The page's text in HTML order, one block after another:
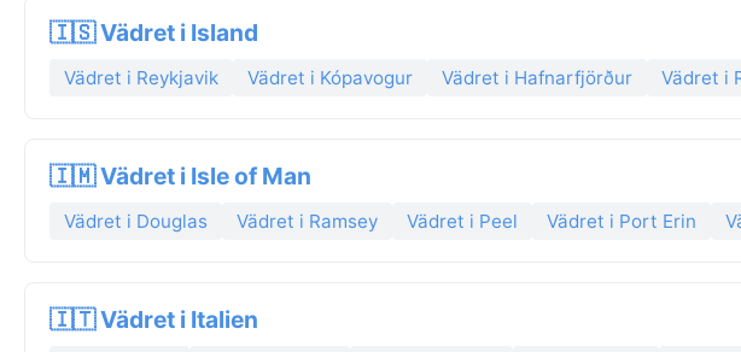
🇮🇸 Vädret i Island
Vädret i Reykjavik Vädret i Kópavogur Vädret i Hafnarfjörður Vädret i
🇮🇲 Vädret i Isle of Man
Vädret i Douglas Vädret i Ramsey Vädret i Peel Vädret i Port Erin
🇮🇹 Vädret i Italien